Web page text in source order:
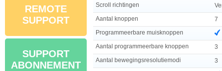
REMOTE
SUPPORT
SUPPORT
ABONNEMENT
Scroll richtingen
Aantal knoppen
7
Programmeerbare muisknoppen
Aantal programmeerbare knoppen
3
Aantal bewegingsresolutiemodi
3